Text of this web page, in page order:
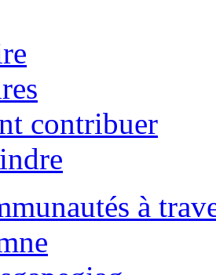
contribuer
à